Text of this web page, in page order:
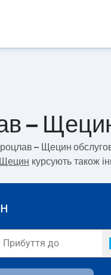
–
– Щецин
Щецин курсують також